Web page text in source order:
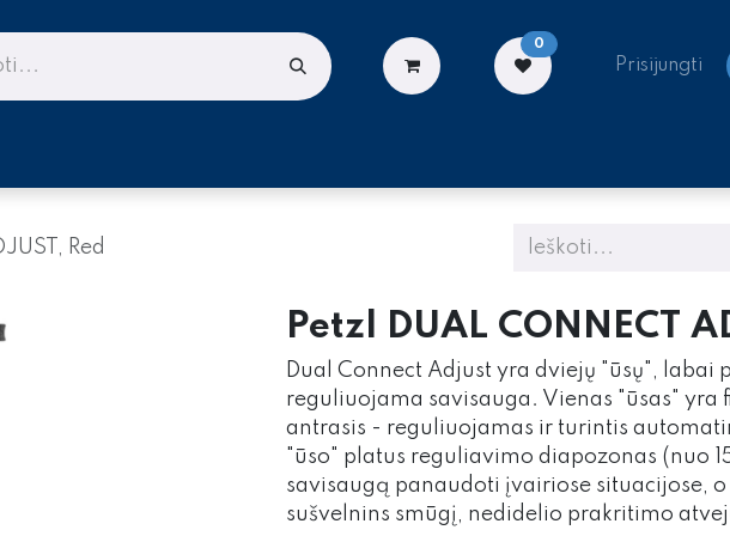
0
Prisijungti
Red
Petzl DUAL CONNECT
Dual Connect Adjust yra dviejų "ūsų", labai
reguliuojama savisauga. Vienas "ūsas" yra
antrasis - reguliuojamas ir turintis
"ūso" platus reguliavimo diapozonas (nuo
savisaugą panaudoti įvairiose situacijose,
sušvelnins smūgį, nedidelio prakritimo